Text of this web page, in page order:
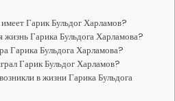
Гарик Бульдог Харламов?
жизнь Гарика Бульдога Харламова?
Гарика Бульдога Харламова?
Гарик Бульдог Харламов?
в жизни Гарика Бульдога